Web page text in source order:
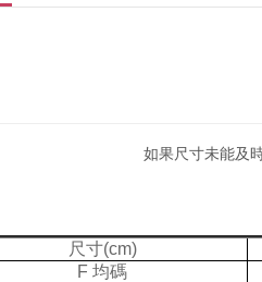
如果尺寸未能及
尺寸(cm)
F 均碼